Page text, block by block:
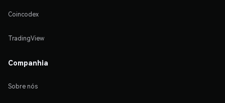
Coincodex
TradingView
Companhia
Sobre nós